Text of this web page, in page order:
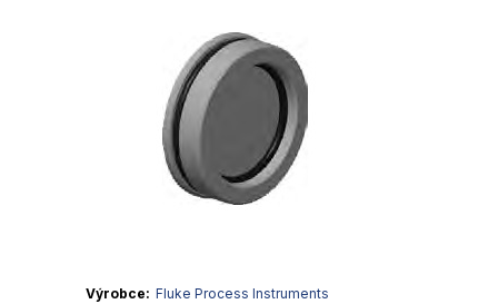
Výrobce
Fluke Process Instruments